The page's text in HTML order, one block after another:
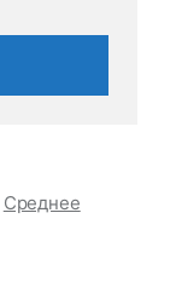
Среднее